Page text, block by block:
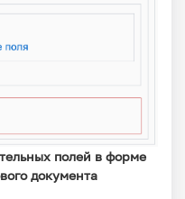
полей в форме
документа